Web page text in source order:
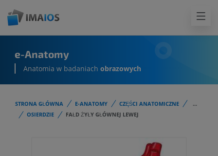
e-Anatomy
Anatomia w badaniach obrazowych
STRONA GŁÓWNA E-ANATOMY CZĘŚCI ANATOMICZNE
...
OSIERDZIE
FAŁD ŻYŁY GŁÓWNEJ LEWEJ